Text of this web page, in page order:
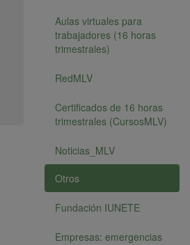
Aulas virtuales para
trabajadores (16 horas
trimestrales)
RedMLV
Certificados de 16 horas
trimestrales (CursosMLV)
Noticias_MLV
Otros
Fundación IUNETE
Empresas: emergencias